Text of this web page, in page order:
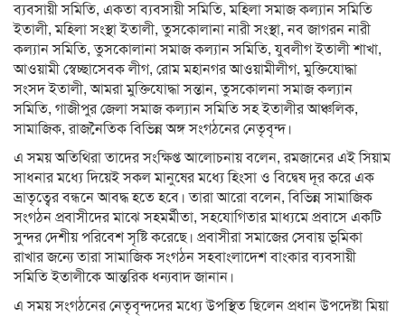
ব্যবসায়ী সমিতি, একতা ব্যবসায়ী সমিতি, মহিলা সমাজ কল্যান সমিতি
ইতালী, মহিলা সংস্থা ইতালী, তুসকোলানা নারী সংস্থা, নব জাগরন নারী
কল্যান সমিতি, তুসকোলানা সমাজ কল্যান সমিতি, যুবলীগ ইতালী শাখা,
আওয়ামী স্বেচ্ছাসেবক লীগ, রোম মহানগর আওয়ামীলীগ, মুক্তিযোদ্ধা
সংসদ ইতালী, আমরা মুক্তিযোদ্ধা সন্তান, তুসকোলনা সমাজ কল্যান
সমিতি, গাজীপুর জেলা সমাজ কল্যান সমিতি সহ ইতালীর আঞ্চলিক,
সামাজিক, রাজনৈতিক বিভিন্ন অঙ্গ সংগঠনের নেতৃবৃন্দ।
এ সময় অতিথিরা তাদের সংক্ষিপ্ত আলোচনায় বলেন, রমজানের এই সিয়াম
সাধনার মধ্যে দিয়েই সকল মানুষের মধ্যে হিংসা ও বিদ্বেষ দূর করে এক
ভ্রাতৃত্বের বন্ধনে আবদ্ধ হতে হবে। তারা আরো বলেন, বিভিন্ন সামাজিক
সংগঠন প্রবাসীদের মাঝে সহমর্মীতা, সহযোগিতার মাধ্যমে প্রবাসে একটি
সুন্দর দেশীয় পরিবেশ সৃষ্টি করেছে। প্রবাসীরা সমাজের সেবায় ভূমিকা
রাখার জন্যে তারা সামাজিক সংগঠন সহবাংলাদেশ বাংকার ব্যবসায়ী
সমিতি ইতালীকে আন্তরিক ধন্যবাদ জানান।
এ সময় সংগঠনের নেতৃবৃন্দদের মধ্যে উপস্থিত ছিলেন প্রধান উপদেষ্টা মিয়া